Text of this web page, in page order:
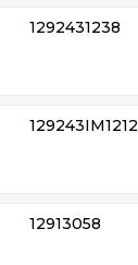
1292431238
129243IM1212
12913058